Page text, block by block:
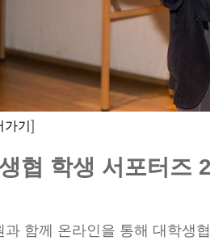
기 ]
협 학생 서포터즈
과 함께 온라인을 통해 대학생